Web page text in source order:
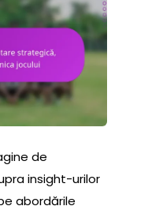
de
insight-urilor
abordările